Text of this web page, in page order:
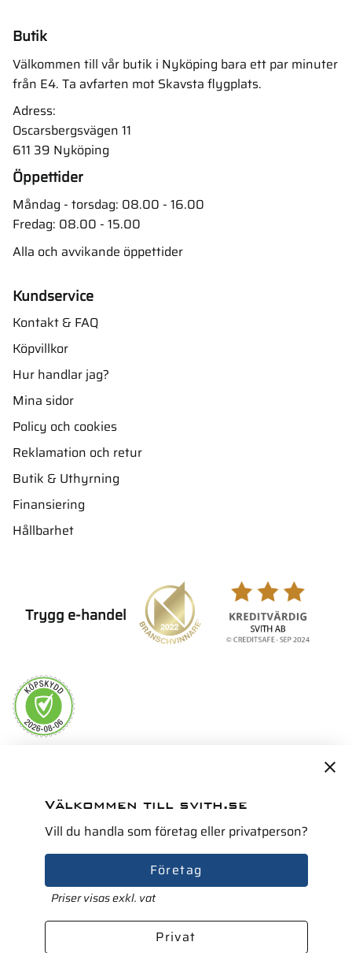
Butik
Välkommen till vår butik i Nyköping bara ett par minuter
från E4. Ta avfarten mot Skavsta flygplats.
Adress:
Oscarsbergsvägen 11
611 39 Nyköping
Öppettider
Måndag - torsdag: 08.00 - 16.00
Fredag: 08.00 - 15.00
Alla och avvikande öppettider
Kundservice
Kontakt & FAQ
Köpvillkor
Hur handlar jag?
Mina sidor
Policy och cookies
Reklamation och retur
Butik & Uthyrning
Finansiering
Hållbarhet
Trygg e-handel
Välkommen till svith.se
Vill du handla som företag eller privatperson?
Företag
Priser visas exkl. vat
Privat